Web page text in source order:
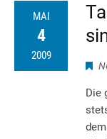
MAI
4
2009
Die